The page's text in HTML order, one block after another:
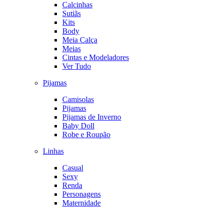
Calcinhas
Sutiãs
Kits
Body
Meia Calça
Meias
Cintas e Modeladores
Ver Tudo
Pijamas
Camisolas
Pijamas
Pijamas de Inverno
Baby Doll
Robe e Roupão
Linhas
Casual
Sexy
Renda
Personagens
Maternidade